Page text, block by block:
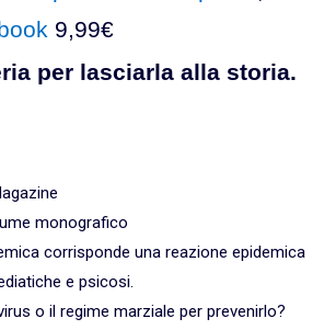
9,99€
per lasciarla alla storia.
monografico
corrisponde una reazione epidemica
e psicosi.
o il regime marziale per prevenirlo?